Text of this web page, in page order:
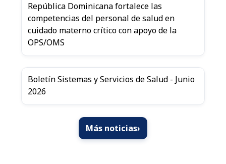
República Dominicana fortalece las
competencias del personal de salud en
cuidado materno crítico con apoyo de la
OPS/OMS
Boletín Sistemas y Servicios de Salud - Junio
2026
Más noticias›